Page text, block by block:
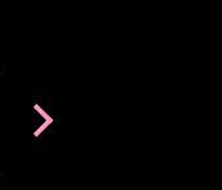
après démoulage ,
Merci beaucoup !